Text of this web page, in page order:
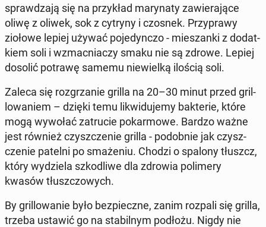
spraw­dza­ją się na przy­kład ma­ry­na­ty za­wie­ra­ją­ce
oliwę z oliwek, sok z cytryny i czosnek. Przy­pra­wy
ziołowe lepiej używać po­je­dyn­czo - mie­szan­ki z do­dat­
kiem soli i wzmac­nia­czy smaku nie są zdrowe. Lepiej
dosolić potrawę samemu nie­wiel­ką ilością soli.
Zaleca się roz­grza­nie grilla na 20–30 minut przed gril­
lo­wa­niem – dzięki temu li­kwi­du­je­my bak­te­rie, które
mogą wywołać za­tru­cie po­kar­mo­we. Bardzo ważne
jest również czysz­cze­nie grilla - po­dob­nie jak czysz­
cze­nie patelni po sma­że­niu. Chodzi o spalony tłuszcz,
który wy­dzie­la szko­dli­we dla zdrowia po­li­me­ry
kwasów tłusz­czo­wych.
By gril­lo­wa­nie było bez­piecz­ne, zanim rozpali się grilla,
trzeba ustawić go na sta­bil­nym podłożu. Nigdy nie